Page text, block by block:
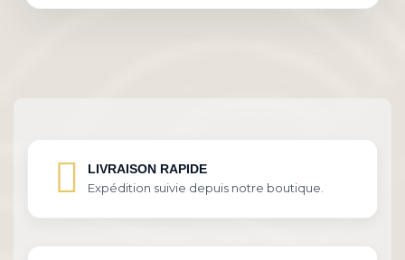
LIVRAISON RAPIDE
Expédition suivie depuis notre boutique.